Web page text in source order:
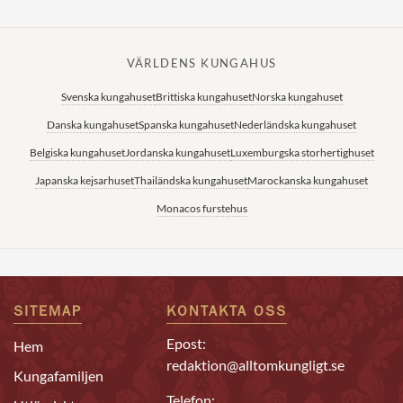
VÄRLDENS KUNGAHUS
Svenska kungahusetBrittiska kungahusetNorska kungahuset
Danska kungahusetSpanska kungahusetNederländska kungahuset
Belgiska kungahusetJordanska kungahusetLuxemburgska storhertighuset
Japanska kejsarhusetThailändska kungahusetMarockanska kungahuset
Monacos furstehus
SITEMAP
Hem
Kungafamiljen
KONTAKTA OSS
Epost:
redaktion@alltomkungligt.se